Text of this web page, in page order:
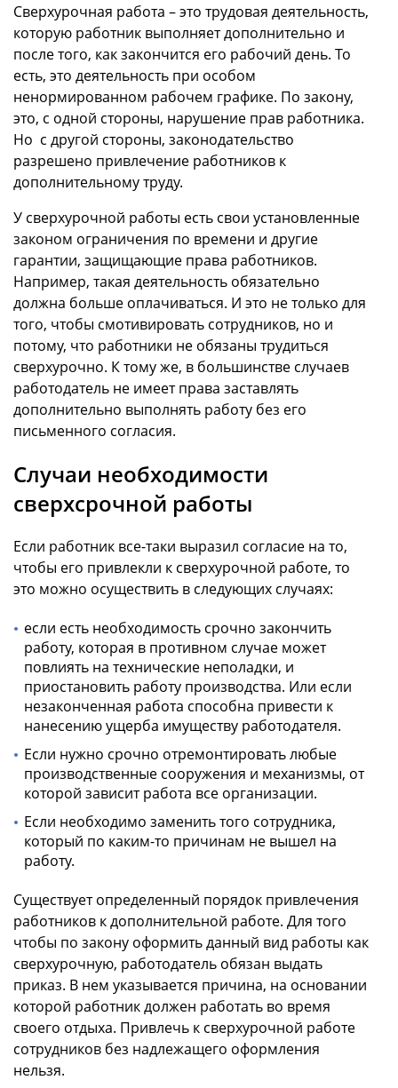
Сверхурочная работа – это трудовая деятельность,
которую работник выполняет дополнительно и
после того, как закончится его рабочий день. То
есть, это деятельность при особом
ненормированном рабочем графике. По закону,
это, с одной стороны, нарушение прав работника.
Но с другой стороны, законодательство
разрешено привлечение работников к
дополнительному труду.
У сверхурочной работы есть свои установленные
законом ограничения по времени и другие
гарантии, защищающие права работников.
Например, такая деятельность обязательно
должна больше оплачиваться. И это не только для
того, чтобы смотивировать сотрудников, но и
потому, что работники не обязаны трудиться
сверхурочно. К тому же, в большинстве случаев
работодатель не имеет права заставлять
дополнительно выполнять работу без его
письменного согласия.
Случаи необходимости
сверхсрочной работы
Если работник все-таки выразил согласие на то,
чтобы его привлекли к сверхурочной работе, то
это можно осуществить в следующих случаях:
если есть необходимость срочно закончить
работу, которая в противном случае может
повлиять на технические неполадки, и
приостановить работу производства. Или если
незаконченная работа способна привести к
нанесению ущерба имуществу работодателя.
Если нужно срочно отремонтировать любые
производственные сооружения и механизмы, от
которой зависит работа все организации.
Если необходимо заменить того сотрудника,
который по каким-то причинам не вышел на
работу.
Существует определенный порядок привлечения
работников к дополнительной работе. Для того
чтобы по закону оформить данный вид работы как
сверхурочную, работодатель обязан выдать
приказ. В нем указывается причина, на основании
которой работник должен работать во время
своего отдыха. Привлечь к сверхурочной работе
сотрудников без надлежащего оформления
нельзя.